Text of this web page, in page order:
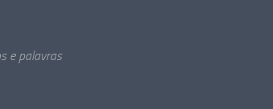
e palavras